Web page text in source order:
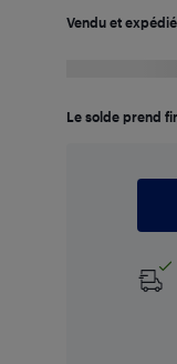
Vendu et
Le solde prend